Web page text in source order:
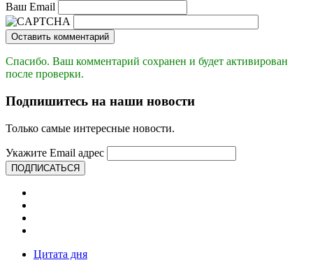
Ваш Email
Оставить комментарий
Спасибо. Ваш комментарий сохранен и будет активирован
после проверки.
Подпишитесь на наши новости
Только самые интересные новости.
Укажите Email адрес
ПОДПИСАТЬСЯ
Цитата дня